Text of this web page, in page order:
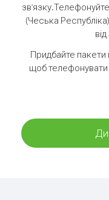
зв'язку.
(Чеська
Придбайте
щоб